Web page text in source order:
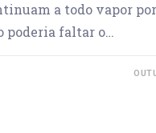
a todo vapor
poderia faltar o…